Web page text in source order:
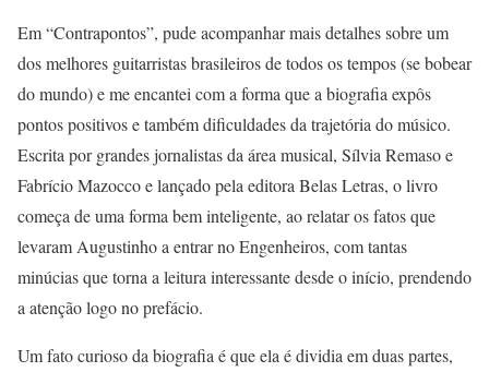
Em “Contrapontos”, pude acompanhar mais detalhes sobre um
dos melhores guitarristas brasileiros de todos os tempos (se bobear
do mundo) e me encantei com a forma que a biografia expôs
pontos positivos e também dificuldades da trajetória do músico.
Escrita por grandes jornalistas da área musical, Sílvia Remaso e
Fabrício Mazocco e lançado pela editora Belas Letras, o livro
começa de uma forma bem inteligente, ao relatar os fatos que
levaram Augustinho a entrar no Engenheiros, com tantas
minúcias que torna a leitura interessante desde o início, prendendo
a atenção logo no prefácio.
Um fato curioso da biografia é que ela é dividia em duas partes,